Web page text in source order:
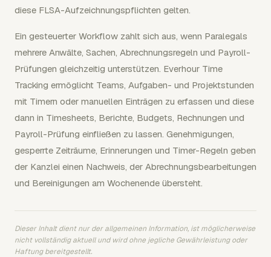
diese FLSA-Aufzeichnungspflichten gelten.
Ein gesteuerter Workflow zahlt sich aus, wenn Paralegals
mehrere Anwälte, Sachen, Abrechnungsregeln und Payroll-
Prüfungen gleichzeitig unterstützen. Everhour Time
Tracking ermöglicht Teams, Aufgaben- und Projektstunden
mit Timern oder manuellen Einträgen zu erfassen und diese
dann in Timesheets, Berichte, Budgets, Rechnungen und
Payroll-Prüfung einfließen zu lassen. Genehmigungen,
gesperrte Zeiträume, Erinnerungen und Timer-Regeln geben
der Kanzlei einen Nachweis, der Abrechnungsbearbeitungen
und Bereinigungen am Wochenende übersteht.
Dieser Inhalt dient nur der allgemeinen Information, ist möglicherweise
nicht vollständig aktuell und wird ohne jegliche Gewährleistung oder
Haftung bereitgestellt.